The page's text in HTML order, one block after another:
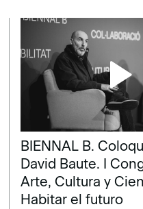
BIENNAL B.
David Baute. I
Arte, Cultura y
Habitar el futuro